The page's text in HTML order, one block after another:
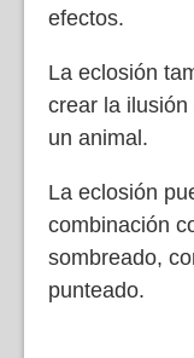
efectos.
La eclosión
crear la
un animal.
La eclosión
combinación
sombreado,
punteado.